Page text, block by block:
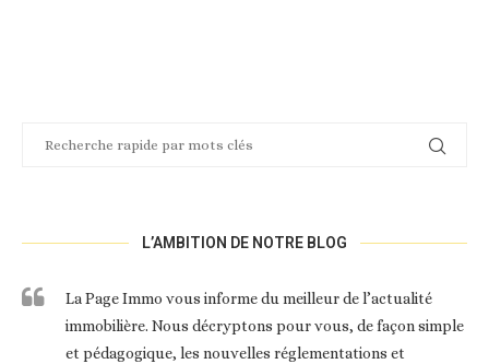
L’AMBITION DE NOTRE BLOG
La Page Immo vous informe du meilleur de l’actualité
immobilière. Nous décryptons pour vous, de façon simple
et pédagogique, les nouvelles réglementations et